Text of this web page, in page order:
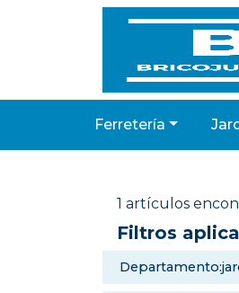
ferretería
1 artículos
Filtros